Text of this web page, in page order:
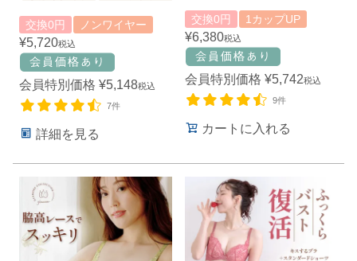
交換0円 ノンワイヤー
¥5,720税込
会員特別価格 ¥5,148税込
7件
詳細を見る
交換0円 1カップUP
¥6,380税込
会員特別価格 ¥5,742税込
9件
カートに入れる